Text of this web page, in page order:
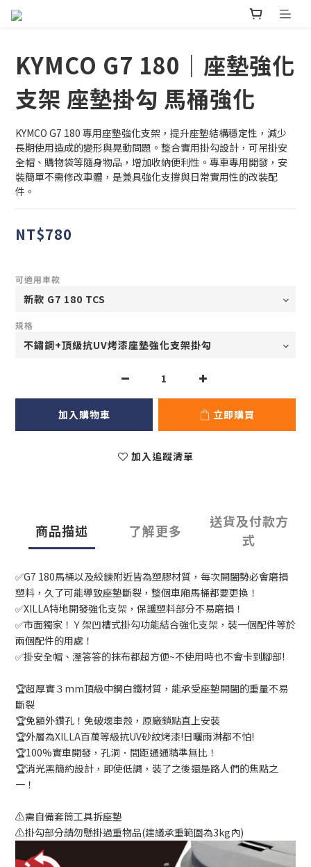
KYMCO G7 180｜座墊強化
支架 座墊掛勾 馬桶強化
KYMCO G7 180 專用座墊強化支架，提升座墊結構穩定性，減少
長期使用造成的變形與晃動問題。整合實用掛勾設計，可吊掛安
全帽、購物袋等隨身物品，增加收納便利性。專車專用開發，安
裝簡單不需修改車體，是兼具強化支撐與日常實用性的改裝配
件。
NT$780
可適用車款
規格
加入購物車 立即購買
加入追蹤清單
商品描述 了解更多
送貨及付款方
式
✅G7 180馬桶以及絞鍊附近皆為塑膠材質，每次開闔勢必會磨損
塑料，久了可能導致座墊斷裂，整個車廂馬桶都要更換！
✅XILLA特地開發強化支架，保護塑料部分不易磨損！
✅市面獨家！Ｙ架凹槽式掛勾功能結合強化支架，裝一個配件等於
兩個配件的用處！
✅掛安全帽、溼答答的抹布都超方便~不使用時也不會卡到腳部!
🏆超厚實３mm頂級中鋼白鐵材質，能承受座墊開闔的重量不易
斷裂
🏆免額外鑽孔！免破壞車殼，原廠鎖點直上安裝
🏆外層為XILLA百萬等級抗UV砂紋烤漆!日曬雨淋都不怕!
🏆100%實車開發，孔洞．間距通通精準無比！
🏆消光黑簡約設計，即使低調，裝了之後還是路人們的焦點之
一！
⚠️需自備套筒工具拆座墊
⚠️掛勾部分請勿懸掛過重物品(建議承重範圍為3kg內)